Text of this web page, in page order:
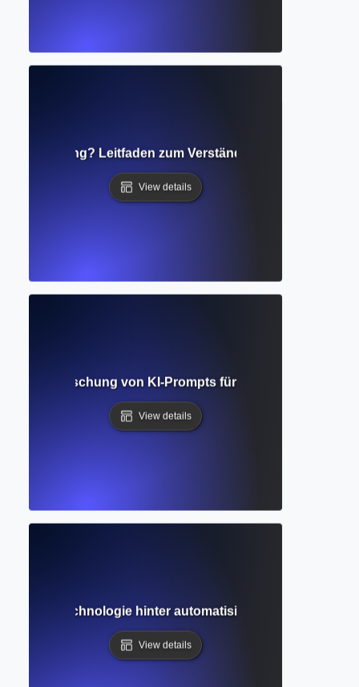
Leitfaden zum Verständnis menschlicher
View details
Beherrschung von KI-Prompts für besseres
View details
KI-Technologie hinter automatisiertem Schreiben
View details